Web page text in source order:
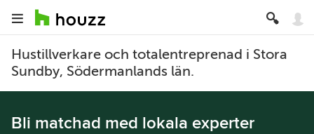
Hustillverkare och totalentreprenad i Stora
Sundby, Södermanlands län.
Bli matchad med lokala experter